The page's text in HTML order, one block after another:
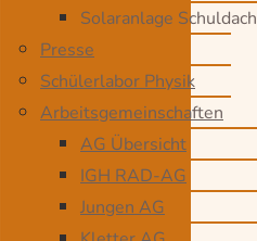
Solaranlage Schuldach
Presse
Schülerlabor Physik
Arbeitsgemeinschaften
AG Übersicht
IGH RAD-AG
Jungen AG